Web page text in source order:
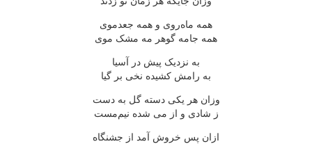
همه ماه‌روی و همه جعدموی
همه جامه گوهر مه مشک موی
به نزدیک پیش در آسیا
به رامش کشیده نخی بر گیا
وزان هر یکی دسته گل به دست
ز شادی و از می شده نیم‌مست
ازان پس خروش آمد از جشنگاه